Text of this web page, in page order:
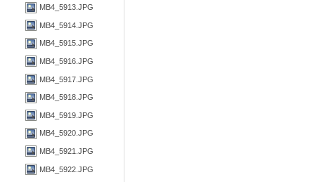
MB4_5913.JPG
MB4_5914.JPG
MB4_5915.JPG
MB4_5916.JPG
MB4_5917.JPG
MB4_5918.JPG
MB4_5919.JPG
MB4_5920.JPG
MB4_5921.JPG
MB4_5922.JPG